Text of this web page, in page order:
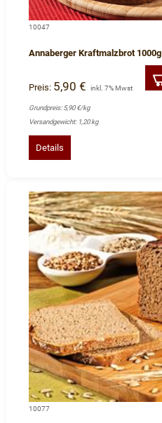
10047
Annaberger Kraftmalzbrot 1000g
Preis: 5,90 € inkl. 7% Mwst
Grundpreis: 5,90 €/kg
Versandgewicht: 1,20 kg
Details
10077